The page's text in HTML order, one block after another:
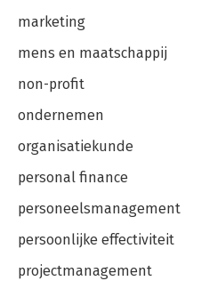
marketing
mens en maatschappij
non-profit
ondernemen
organisatiekunde
personal finance
personeelsmanagement
persoonlijke effectiviteit
projectmanagement